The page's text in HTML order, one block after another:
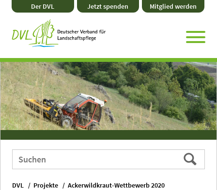
Direkt
zum
Zum
Hauptmenü
Zum
Seitenende
Zur
Website-
Der DVL Jetzt spenden Mitglied werden
Webauftritt
durchsuchen
Suchen
DVL Projekte Ackerwildkraut-Wettbewerb 2020